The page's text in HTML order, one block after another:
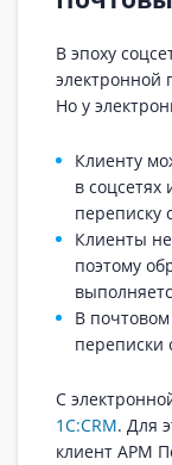
В эпоху
электронной
Но у
Клиенту
в
переписку
Клиенты
поэтому
В
переписки
С
1С:CRM. Для
клиент АРМ